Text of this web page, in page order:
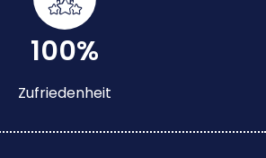
100%
Zufriedenheit